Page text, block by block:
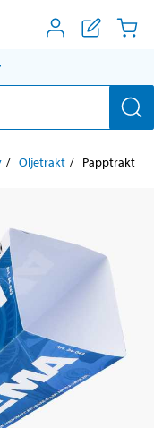
Oljetrakt Papptrakt